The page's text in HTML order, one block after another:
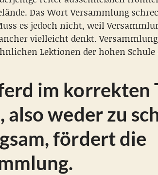
Das Wort Versammlung
es jedoch nicht, weil
vielleicht denkt.
Lektionen der hohen Schule
im korrekten
also weder zu
fördert die